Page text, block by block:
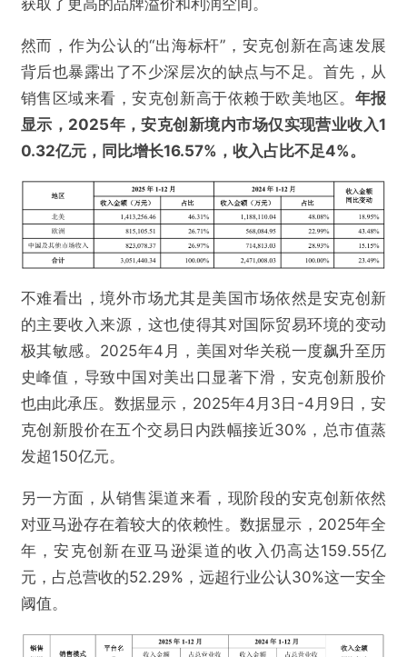
获取了更高的品牌溢价和利润空间。
然而，作为公认的“出海标杆”，安克创新在高速发展
背后也暴露出了不少深层次的缺点与不足。首先，从
销售区域来看，安克创新高于依赖于欧美地区。 年报
显示，2025年，安克创新境内市场仅实现营业收入1
0.32亿元，同比增长16.57%，收入占比不足4%。
不难看出，境外市场尤其是美国市场依然是安克创新
的主要收入来源，这也使得其对国际贸易环境的变动
极其敏感。2025年4月，美国对华关税一度飙升至历
史峰值，导致中国对美出口显著下滑，安克创新股价
也由此承压。数据显示，2025年4月3日-4月9日，安
克创新股价在五个交易日内跌幅接近30%，总市值蒸
发超150亿元。
另一方面，从销售渠道来看，现阶段的安克创新依然
对亚马逊存在着较大的依赖性。数据显示，2025年全
年，安克创新在亚马逊渠道的收入仍高达159.55亿
元，占总营收的52.29%，远超行业公认30%这一安全
阈值。